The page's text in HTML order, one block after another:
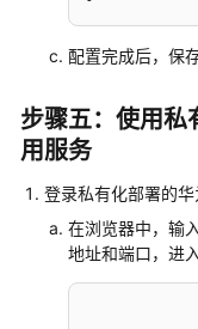
配置完成后，保
步骤五：使用
用服务
登录私有化部署的华
在浏览器中，输
地址和端口，进